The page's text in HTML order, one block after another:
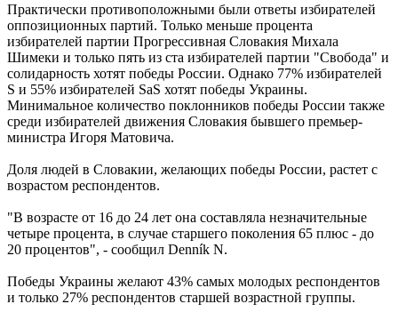
Практически противоположными были ответы избирателей
оппозиционных партий. Только меньше процента
избирателей партии Прогрессивная Словакия Михала
Шимеки и только пять из ста избирателей партии "Свобода" и
солидарность хотят победы России. Однако 77% избирателей
S и 55% избирателей SaS хотят победы Украины.
Минимальное количество поклонников победы России также
среди избирателей движения Словакия бывшего премьер-
министра Игоря Матовича.
Доля людей в Словакии, желающих победы России, растет с
возрастом респондентов.
"В возрасте от 16 до 24 лет она составляла незначительные
четыре процента, в случае старшего поколения 65 плюс - до
20 процентов", - сообщил Denník N.
Победы Украины желают 43% самых молодых респондентов
и только 27% респондентов старшей возрастной группы.